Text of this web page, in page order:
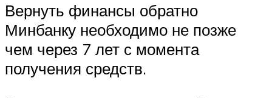
Вернуть финансы обратно
Минбанку необходимо не позже
чем через 7 лет с момента
получения средств.